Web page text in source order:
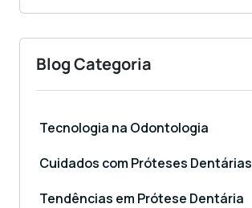
Blog Categoria
Tecnologia na Odontologia
Cuidados com Próteses Dentárias
Tendências em Prótese Dentária